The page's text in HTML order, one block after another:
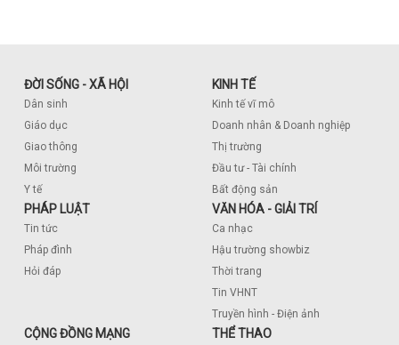
ĐỜI SỐNG - XÃ HỘI
Dân sinh
Giáo dục
Giao thông
Môi trường
Y tế
KINH TẾ
Kinh tế vĩ mô
Doanh nhân & Doanh nghiệp
Thị trường
Đầu tư - Tài chính
Bất động sản
PHÁP LUẬT
Tin tức
Pháp đình
Hỏi đáp
VĂN HÓA - GIẢI TRÍ
Ca nhạc
Hậu trường showbiz
Thời trang
Tin VHNT
Truyền hình - Điện ảnh
CỘNG ĐỒNG MẠNG THỂ THAO